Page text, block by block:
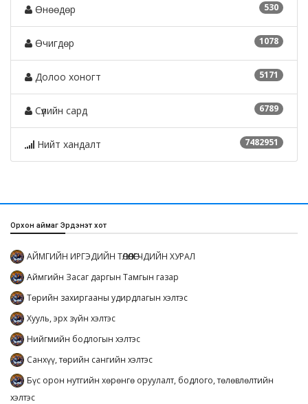
530
Өнөөдөр
1078
Өчигдөр
5171
Долоо хоногт
6789
Сүүлийн сард
7482951
Нийт хандалт
Орхон аймаг Эрдэнэт хот
АЙМГИЙН ИРГЭДИЙН ТӨЛӨӨЛӨГЧДИЙН ХУРАЛ
Аймгийн Засаг даргын Тамгын газар
Төрийн захиргааны удирдлагын хэлтэс
Хууль, эрх зүйн хэлтэс
Нийгмийн бодлогын хэлтэс
Санхүү, төрийн сангийн хэлтэс
Бүс орон нутгийн хөрөнгө оруулалт, бодлого, төлөвлөлтийн
хэлтэс